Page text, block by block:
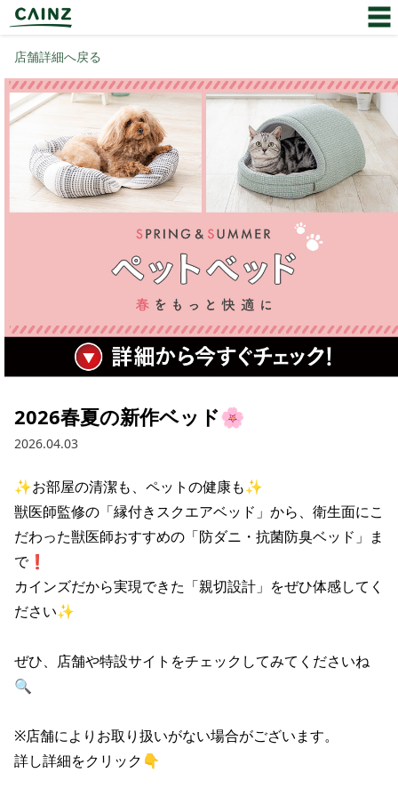
店舗詳細へ戻る
2026春夏の新作ベッド🌸
2026.04.03
✨お部屋の清潔も、ペットの健康も✨
獣医師監修の「縁付きスクエアベッド」から、衛生面にこ
だわった獣医師おすすめの「防ダニ・抗菌防臭ベッド」ま
で❗️
カインズだから実現できた「親切設計」をぜひ体感してく
ださい✨
ぜひ、店舗や特設サイトをチェックしてみてくださいね
🔍
※店舗によりお取り扱いがない場合がございます。
詳し詳細をクリック👇